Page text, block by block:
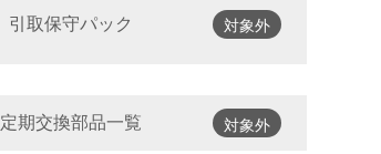
引取保守パック 対象外
定期交換部品一覧 対象外